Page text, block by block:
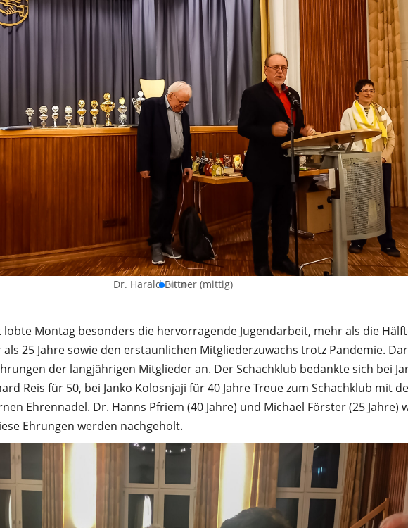
Dr. Harald Bittner (mittig)
Montag besonders die hervorragende Jugendarbeit, mehr als die
25 Jahre sowie den erstaunlichen Mitgliederzuwachs trotz Pandemie.
der langjährigen Mitglieder an. Der Schachklub bedankte sich bei
Reis für 50, bei Janko Kolosnjaji für 40 Jahre Treue zum Schachklub mit
Ehrennadel. Dr. Hanns Pfriem (40 Jahre) und Michael Förster (25 Jahre)
Ehrungen werden nachgeholt.